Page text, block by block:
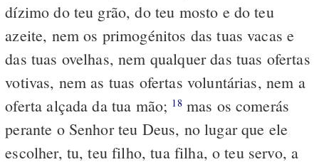
dízimo do teu grão, do teu mosto e do teu
azeite, nem os primogénitos das tuas vacas e
das tuas ovelhas, nem qualquer das tuas ofertas
votivas, nem as tuas ofertas voluntárias, nem a
oferta alçada da tua mão; 18mas os comerás
perante o Senhor teu Deus, no lugar que ele
escolher, tu, teu filho, tua filha, o teu servo, a